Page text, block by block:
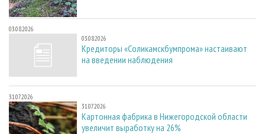
03.08.2026
03.08.2026
Кредиторы «Соликамскбумпрома» настаивают
на введении наблюдения
31.07.2026
31.07.2026
Картонная фабрика в Нижегородской области
увеличит выработку на 26%